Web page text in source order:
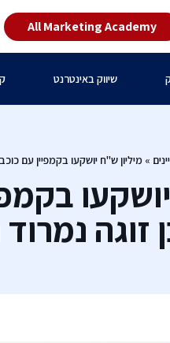
All Marketing Academy
שיווק באינטרנט
» מיליון ש"ח יושקעו בקמפיין עם
זוגה